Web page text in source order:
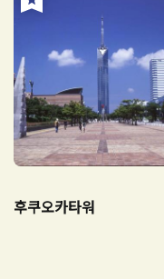
후쿠오카타워